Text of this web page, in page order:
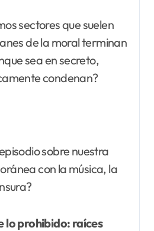
sectores que suelen
de la moral terminan
sea en secreto,
condenan?
sobre nuestra
con la música, la
lo prohibido: raíces